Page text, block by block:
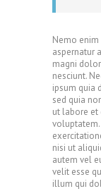
Nemo
aspernatur
magni
nesciunt.
ipsum quia
sed quia
ut labore
voluptatem.
nisi ut
autem vel
velit esse
illum qui